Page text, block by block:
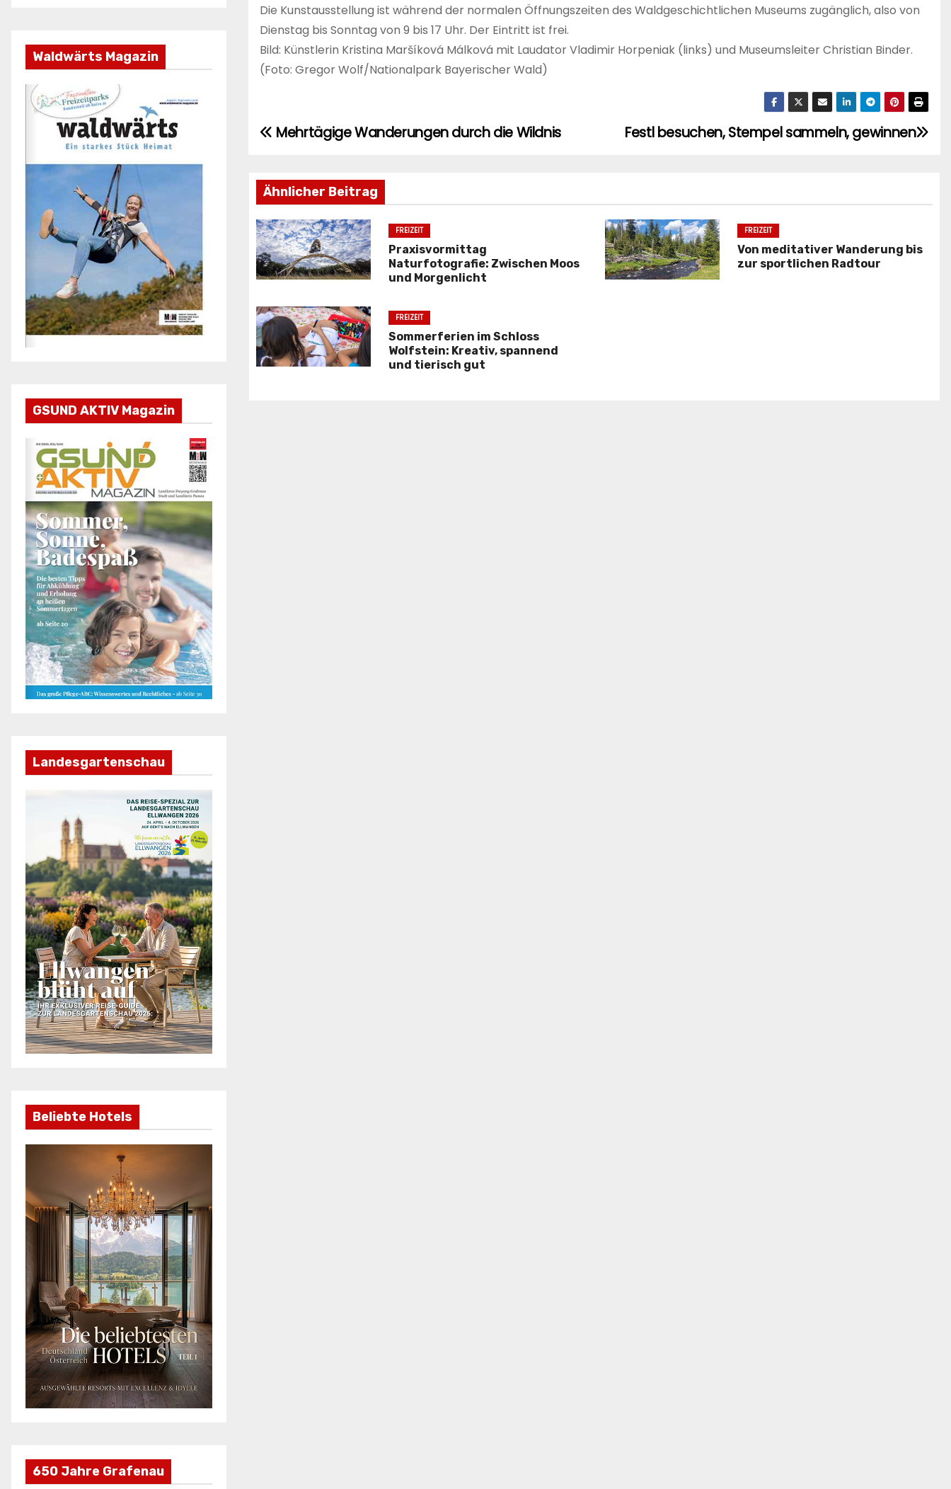
Waldwärts Magazin
GSUND AKTIV Magazin
Landesgartenschau
Beliebte Hotels
650 Jahre Grafenau
Die Kunstausstellung ist während der normalen Öffnungszeiten des Waldgeschichtlichen Museums zugänglich, also von
Dienstag bis Sonntag von 9 bis 17 Uhr. Der Eintritt ist frei.
Bild: Künstlerin Kristina Maršíková Málková mit Laudator Vladimir Horpeniak (links) und Museumsleiter Christian Binder.
(Foto: Gregor Wolf/Nationalpark Bayerischer Wald)
Beitragsnavigation Festl besuchen, Stempel sammeln, gewinnen
Mehrtägige Wanderungen durch die Wildnis
Ähnlicher Beitrag
FREIZEIT
Praxisvormittag
Naturfotografie: Zwischen Moos
und Morgenlicht
FREIZEIT
Von meditativer Wanderung bis
zur sportlichen Radtour
FREIZEIT
Sommerferien im Schloss
Wolfstein: Kreativ, spannend
und tierisch gut